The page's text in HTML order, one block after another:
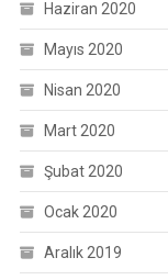
Haziran 2020
Mayıs 2020
Nisan 2020
Mart 2020
Şubat 2020
Ocak 2020
Aralık 2019